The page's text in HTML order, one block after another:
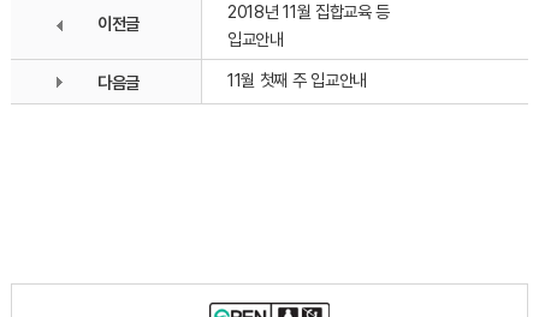
이전글
2018년 11월 집합교육 등
입교안내
다음글 11월 첫째 주 입교안내